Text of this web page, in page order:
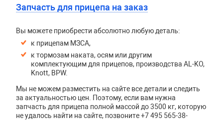
Запчасть для прицепа на заказ
Вы можете приобрести абсолютно любую деталь:
к прицепам МЗСА,
к тормозам наката, осям или другим
комплектующим для прицепов, производства AL-KO,
Knott, BPW.
Мы не можем разместить на сайте все детали и следить
за актуальностью цен. Поэтому, если вам нужна
запчасть для прицепа полной массой до 3500 кг, которую
не удалось найти на сайте, позвоните +7 495 565-38-